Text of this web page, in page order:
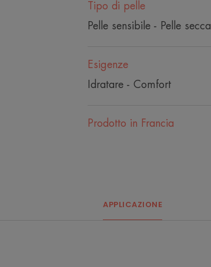
Tipo di pelle
Pelle sensibile - Pelle
Esigenze
Idratare - Comfort
Prodotto in Francia
APPLICAZIONE